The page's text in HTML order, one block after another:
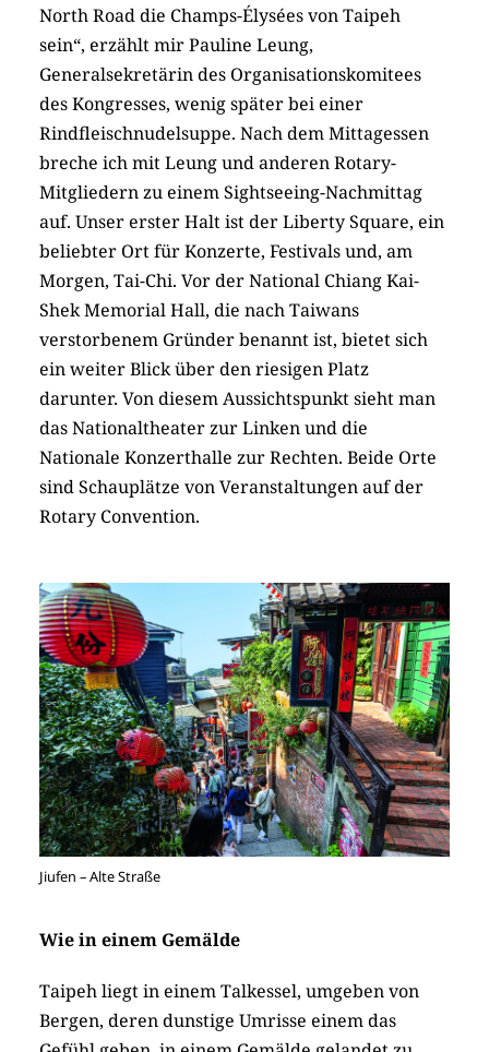
North Road die Champs-Élysées von Taipeh
sein“, erzählt mir Pauline Leung,
Generalsekretärin des Organisationskomitees
des Kongresses, wenig später bei einer
Rindfleischnudelsuppe. Nach dem Mittagessen
breche ich mit Leung und anderen Rotary-
Mitgliedern zu einem Sightseeing-Nachmittag
auf. Unser erster Halt ist der Liberty Square, ein
beliebter Ort für Konzerte, Festivals und, am
Morgen, Tai-Chi. Vor der National Chiang Kai-
Shek Memorial Hall, die nach Taiwans
verstorbenem Gründer benannt ist, bietet sich
ein weiter Blick über den riesigen Platz
darunter. Von diesem Aussichtspunkt sieht man
das Nationaltheater zur Linken und die
Nationale Konzerthalle zur Rechten. Beide Orte
sind Schauplätze von Veranstaltungen auf der
Rotary Convention.
Jiufen – Alte Straße
Wie in einem Gemälde
Taipeh liegt in einem Talkessel, umgeben von
Bergen, deren dunstige Umrisse einem das